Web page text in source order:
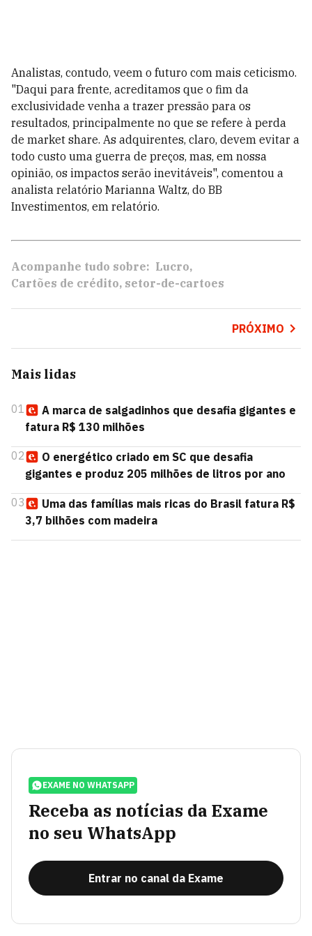
Analistas, contudo, veem o futuro com mais ceticismo.
"Daqui para frente, acreditamos que o fim da
exclusividade venha a trazer pressão para os
resultados, principalmente no que se refere à perda
de market share. As adquirentes, claro, devem evitar a
todo custo uma guerra de preços, mas, em nossa
opinião, os impactos serão inevitáveis", comentou a
analista relatório Marianna Waltz, do BB
Investimentos, em relatório.
Acompanhe tudo sobre: Lucro
Cartões de crédito setor-de-cartoes
PRÓXIMO
Mais lidas
01
A marca de salgadinhos que desafia gigantes e
fatura R$ 130 milhões
02
O energético criado em SC que desafia
gigantes e produz 205 milhões de litros por ano
03
Uma das famílias mais ricas do Brasil fatura R$
3,7 bilhões com madeira
EXAME NO WHATSAPP
Receba as notícias da Exame
no seu WhatsApp
Entrar no canal da Exame